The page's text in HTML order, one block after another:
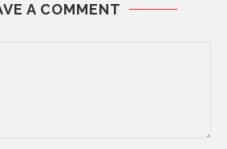
A COMMENT